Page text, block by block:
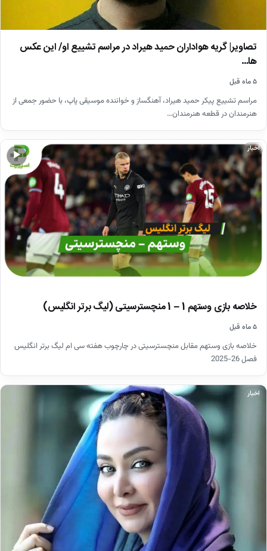
تصاویر| گریه هواداران حمید هیراد در مراسم تشییع او/ این عکس
ها…
۵ ماه قبل
مراسم تشییع پیکر حمید هیراد، آهنگساز و خواننده موسیقی پاپ، با حضور جمعی از
هنرمندان در قطعه هنرمندان…
▶
اخبار
خلاصه بازی وستهم 1 – 1 منچسترسیتی (لیگ برتر انگلیس)
۵ ماه قبل
خلاصه بازی وستهم مقابل منچسترسیتی در چارچوب هفته سی ام لیگ برتر انگلیس
فصل 26-2025
اخبار